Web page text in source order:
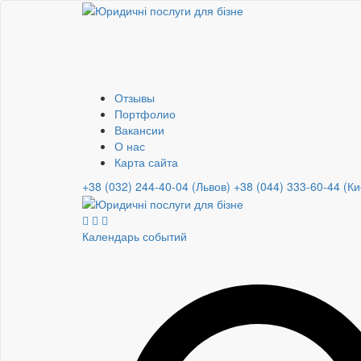
Отзывы
Портфолио
Вакансии
О нас
Карта сайта
+38 (032) 244-40-04 (Львов) +38 (044) 333-60-44
Календарь событий